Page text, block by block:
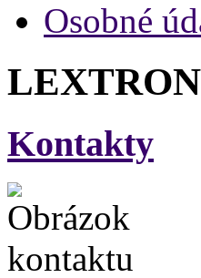
Osobné
Kontakty